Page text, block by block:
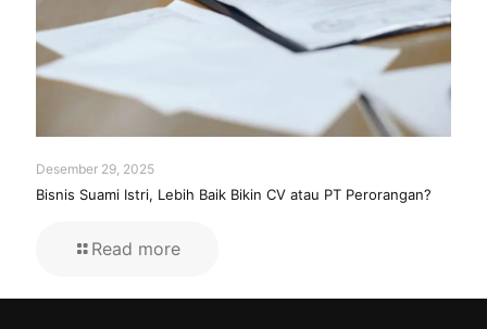
Desember 29, 2025
Bisnis Suami Istri, Lebih Baik Bikin CV atau PT Perorangan?
Read more